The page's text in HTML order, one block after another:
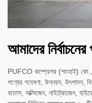
আমাদের
PUFCO কম্প্রেসর (শাংহাই) কো.,
পণ্যের গবেষণা, উন্নয়ন, উৎপাদন,
বাতাস, অক্সিজেন, নাইট্রোজেন,